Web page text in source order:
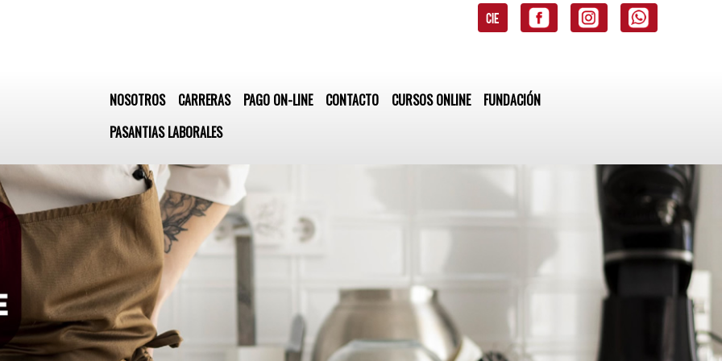
CIE
NOSOTROS CARRERAS PAGO ON-LINE CONTACTO CURSOS ONLINE
FUNDACIÓN
PASANTIAS LABORALES